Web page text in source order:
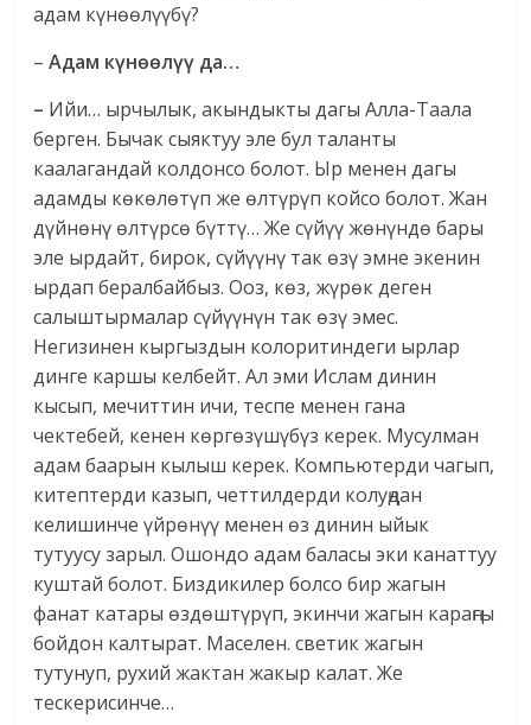
адам күнөөлүүбү?
–Адам күнөөлүү да…
– Ийи… ырчылык, акындыкты дагы Алла-Таала
берген. Бычак сыяктуу эле бул таланты
каалагандай колдонсо болот. Ыр менен дагы
адамды көкөлөтүп же өлтүрүп койсо болот. Жан
дүйнөнү өлтүрсө бүттү… Же сүйүү жөнүндө бары
эле ырдайт, бирок, сүйүүнү так өзү эмне экенин
ырдап бералбайбыз. Ооз, көз, жүрөк деген
салыштырмалар сүйүүнүн так өзү эмес.
Негизинен кыргыздын колоритиндеги ырлар
динге каршы келбейт. Ал эми Ислам динин
кысып, мечиттин ичи, теспе менен гана
чектебей, кенен көргөзүшүбүз керек. Мусулман
адам баарын кылыш керек. Компьютерди чагып,
китептерди казып, четтилдерди колуңдан
келишинче үйрөнүү менен өз динин ыйык
тутуусу зарыл. Ошондо адам баласы эки канаттуу
куштай болот. Биздикилер болсо бир жагын
фанат катары өздөштүрүп, экинчи жагын караңгы
бойдон калтырат. Маселен. светик жагын
тутунуп, рухий жактан жакыр калат. Же
тескерисинче…